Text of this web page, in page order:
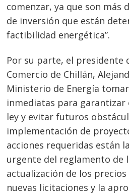
comenzar, ya que son más
de inversión que están
factibilidad energética”.
Por su parte, el presidente
Comercio de Chillán,
Ministerio de Energía
inmediatas para garantizar
ley y evitar futuros
implementación de
acciones requeridas están
urgente del reglamento de
actualización de los
nuevas licitaciones y la